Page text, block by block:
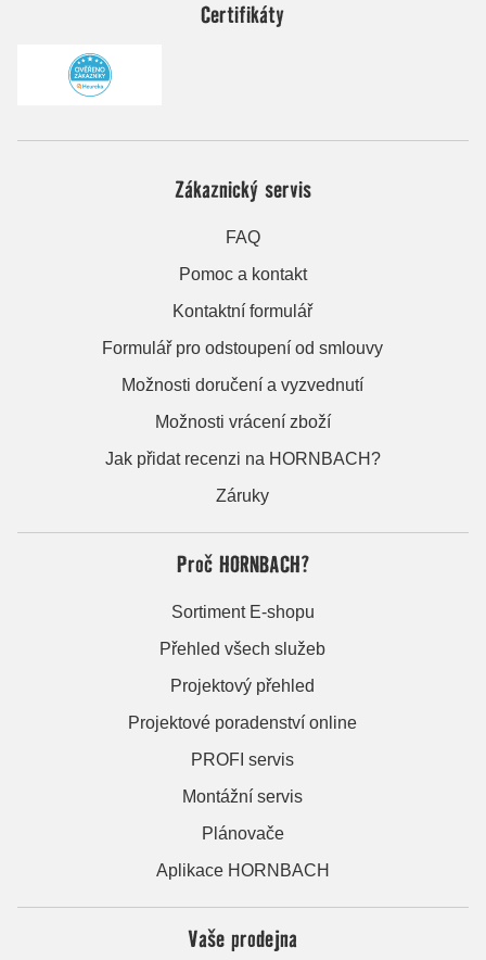
Certifikáty
Zákaznický servis
FAQ
Pomoc a kontakt
Kontaktní formulář
Formulář pro odstoupení od smlouvy
Možnosti doručení a vyzvednutí
Možnosti vrácení zboží
Jak přidat recenzi na HORNBACH?
Záruky
Proč HORNBACH?
Sortiment E-shopu
Přehled všech služeb
Projektový přehled
Projektové poradenství online
PROFI servis
Montážní servis
Plánovače
Aplikace HORNBACH
Vaše prodejna